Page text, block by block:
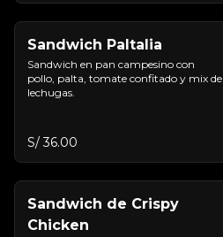
Sandwich Paltalia
Sandwich en pan campesino con
pollo, palta, tomate confitado y mix de
lechugas.
S/ 36.00
Sandwich de Crispy
Chicken